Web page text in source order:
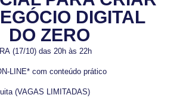
DIGITAL
DO ZERO
(17/10) das 20h às 22h
LINE* com conteúdo prático
(VAGAS LIMITADAS)